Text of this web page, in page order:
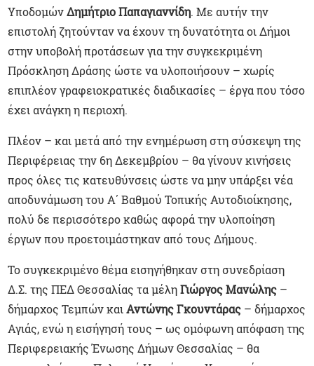
ΥποδομώνΔημήτριο Παπαγιαννίδη. Με αυτήν την
επιστολή ζητούνταν να έχουν τη δυνατότητα οι Δήμοι
στην υποβολή προτάσεων για την συγκεκριμένη
Πρόσκληση Δράσης ώστε να υλοποιήσουν – χωρίς
επιπλέον γραφειοκρατικές διαδικασίες – έργα που τόσο
έχει ανάγκη η περιοχή.
Πλέον – και μετά από την ενημέρωση στη σύσκεψη της
Περιφέρειας την 6η Δεκεμβρίου – θα γίνουν κινήσεις
προς όλες τις κατευθύνσεις ώστε να μην υπάρξει νέα
αποδυνάμωση του Α΄ Βαθμού Τοπικής Αυτοδιοίκησης,
πολύ δε περισσότερο καθώς αφορά την υλοποίηση
έργων που προετοιμάστηκαν από τους Δήμους.
Το συγκεκριμένο θέμα εισηγήθηκαν στη συνεδρίαση
Δ.Σ. της ΠΕΔ Θεσσαλίας τα μέληΓιώργος Μανώλης –
δήμαρχος Τεμπών καιΑντώνης Γκουντάρας – δήμαρχος
Αγιάς, ενώ η εισήγησή τους – ως ομόφωνη απόφαση της
Περιφερειακής Ένωσης Δήμων Θεσσαλίας – θα